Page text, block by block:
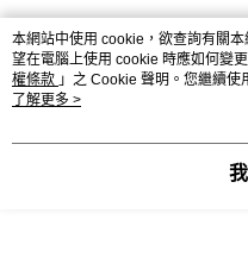
熱門標籤
本網站中使用 cookie，欲查詢有關
望在電腦上使用 cookie 時應如何變
權條款 」之 Cookie 聲明。您繼續
用條款之 Cookie 聲明使用 cookie。
了解更多 >